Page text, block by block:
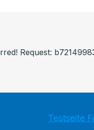
Request:
Testseite